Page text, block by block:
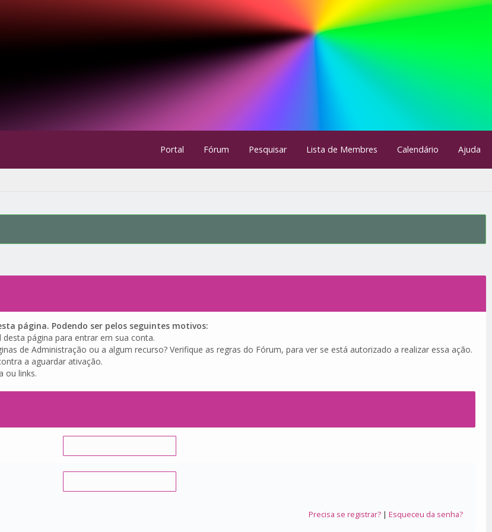
Portal Fórum Pesquisar Lista de Membres Calendário Ajuda
página. Podendo ser pelos seguintes motivos:
página para entrar em sua conta.
de Administração ou a algum recurso? Verifique as regras do Fórum, para ver se está autorizado a realizar essa ação.
a aguardar ativação.
ou links.
Precisa se registrar?| Esqueceu da senha?